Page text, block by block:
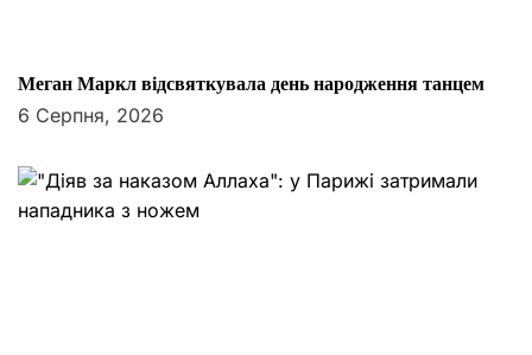
Меган Маркл відсвяткувала день народження танцем
6 Серпня, 2026